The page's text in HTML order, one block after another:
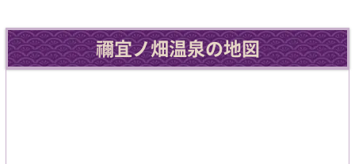
禰宜ノ畑温泉の地図